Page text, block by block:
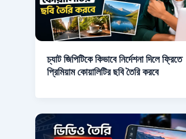
চ্যাট জিপিটিকে কিভাবে নির্দেশনা দিলে ফ্রিতে
প্রিমিয়াম কোয়ালিটির ছবি তৈরি করবে